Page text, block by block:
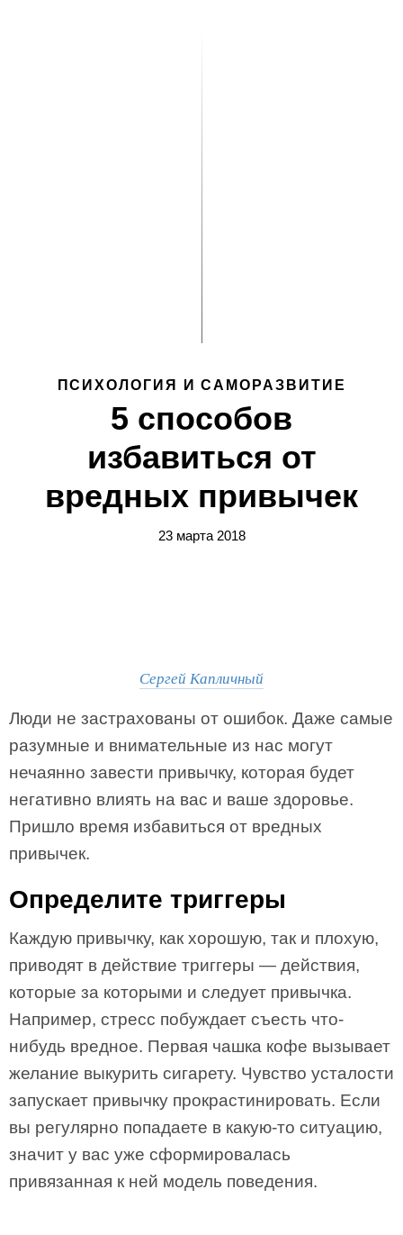
ПСИХОЛОГИЯ И САМОРАЗВИТИЕ
5 способов
избавиться от
вредных привычек
23 марта 2018
Сергей Капличный
Люди не застрахованы от ошибок. Даже самые
разумные и внимательные из нас могут
нечаянно завести привычку, которая будет
негативно влиять на вас и ваше здоровье.
Пришло время избавиться от вредных
привычек.
Определите триггеры
Каждую привычку, как хорошую, так и плохую,
приводят в действие триггеры — действия,
которые за которыми и следует привычка.
Например, стресс побуждает съесть что-
нибудь вредное. Первая чашка кофе вызывает
желание выкурить сигарету. Чувство усталости
запускает привычку прокрастинировать. Если
вы регулярно попадаете в какую-то ситуацию,
значит у вас уже сформировалась
привязанная к ней модель поведения.